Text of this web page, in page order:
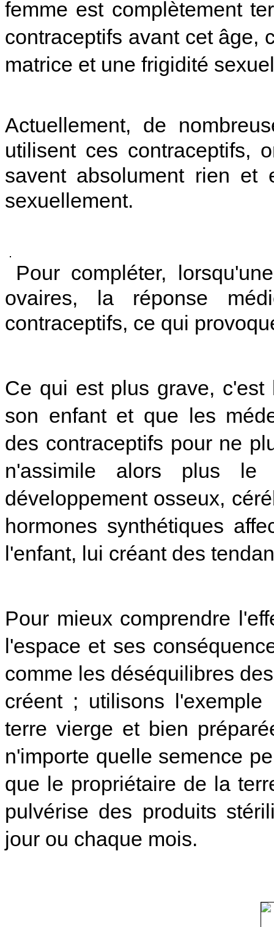
femme est complètement
contraceptifs avant cet âge,
matrice et une frigidité
Actuellement, de
utilisent ces contraceptifs,
savent absolument rien
sexuellement.
Pour compléter,
ovaires, la réponse
contraceptifs, ce qui
Ce qui est plus grave,
son enfant et que les
des contraceptifs pour ne
n'assimile alors plus
développement osseux,
hormones synthétiques
l'enfant, lui créant des
Pour mieux comprendre
l'espace et ses
comme les déséquilibres
créent ; utilisons
terre vierge et bien
n'importe quelle semence
que le propriétaire de la
pulvérise des produits
jour ou chaque mois.